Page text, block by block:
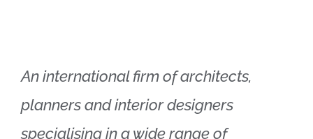
An international firm of architects,
planners and interior designers
specialising in a wide range of